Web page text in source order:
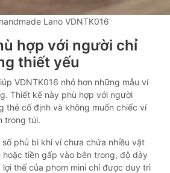
Lano VDNTK016
hợp với người chỉ
thiết yếu
VDNTK016 nhỏ hơn những mẫu ví
Thiết kế này phù hợp với người
thẻ cố định và không muốn chiếc ví
trong túi.
phủ bì khi ví chưa chứa nhiều vật
hoặc tiền gấp vào bên trong, độ dày
thế của phom mini chỉ được duy trì